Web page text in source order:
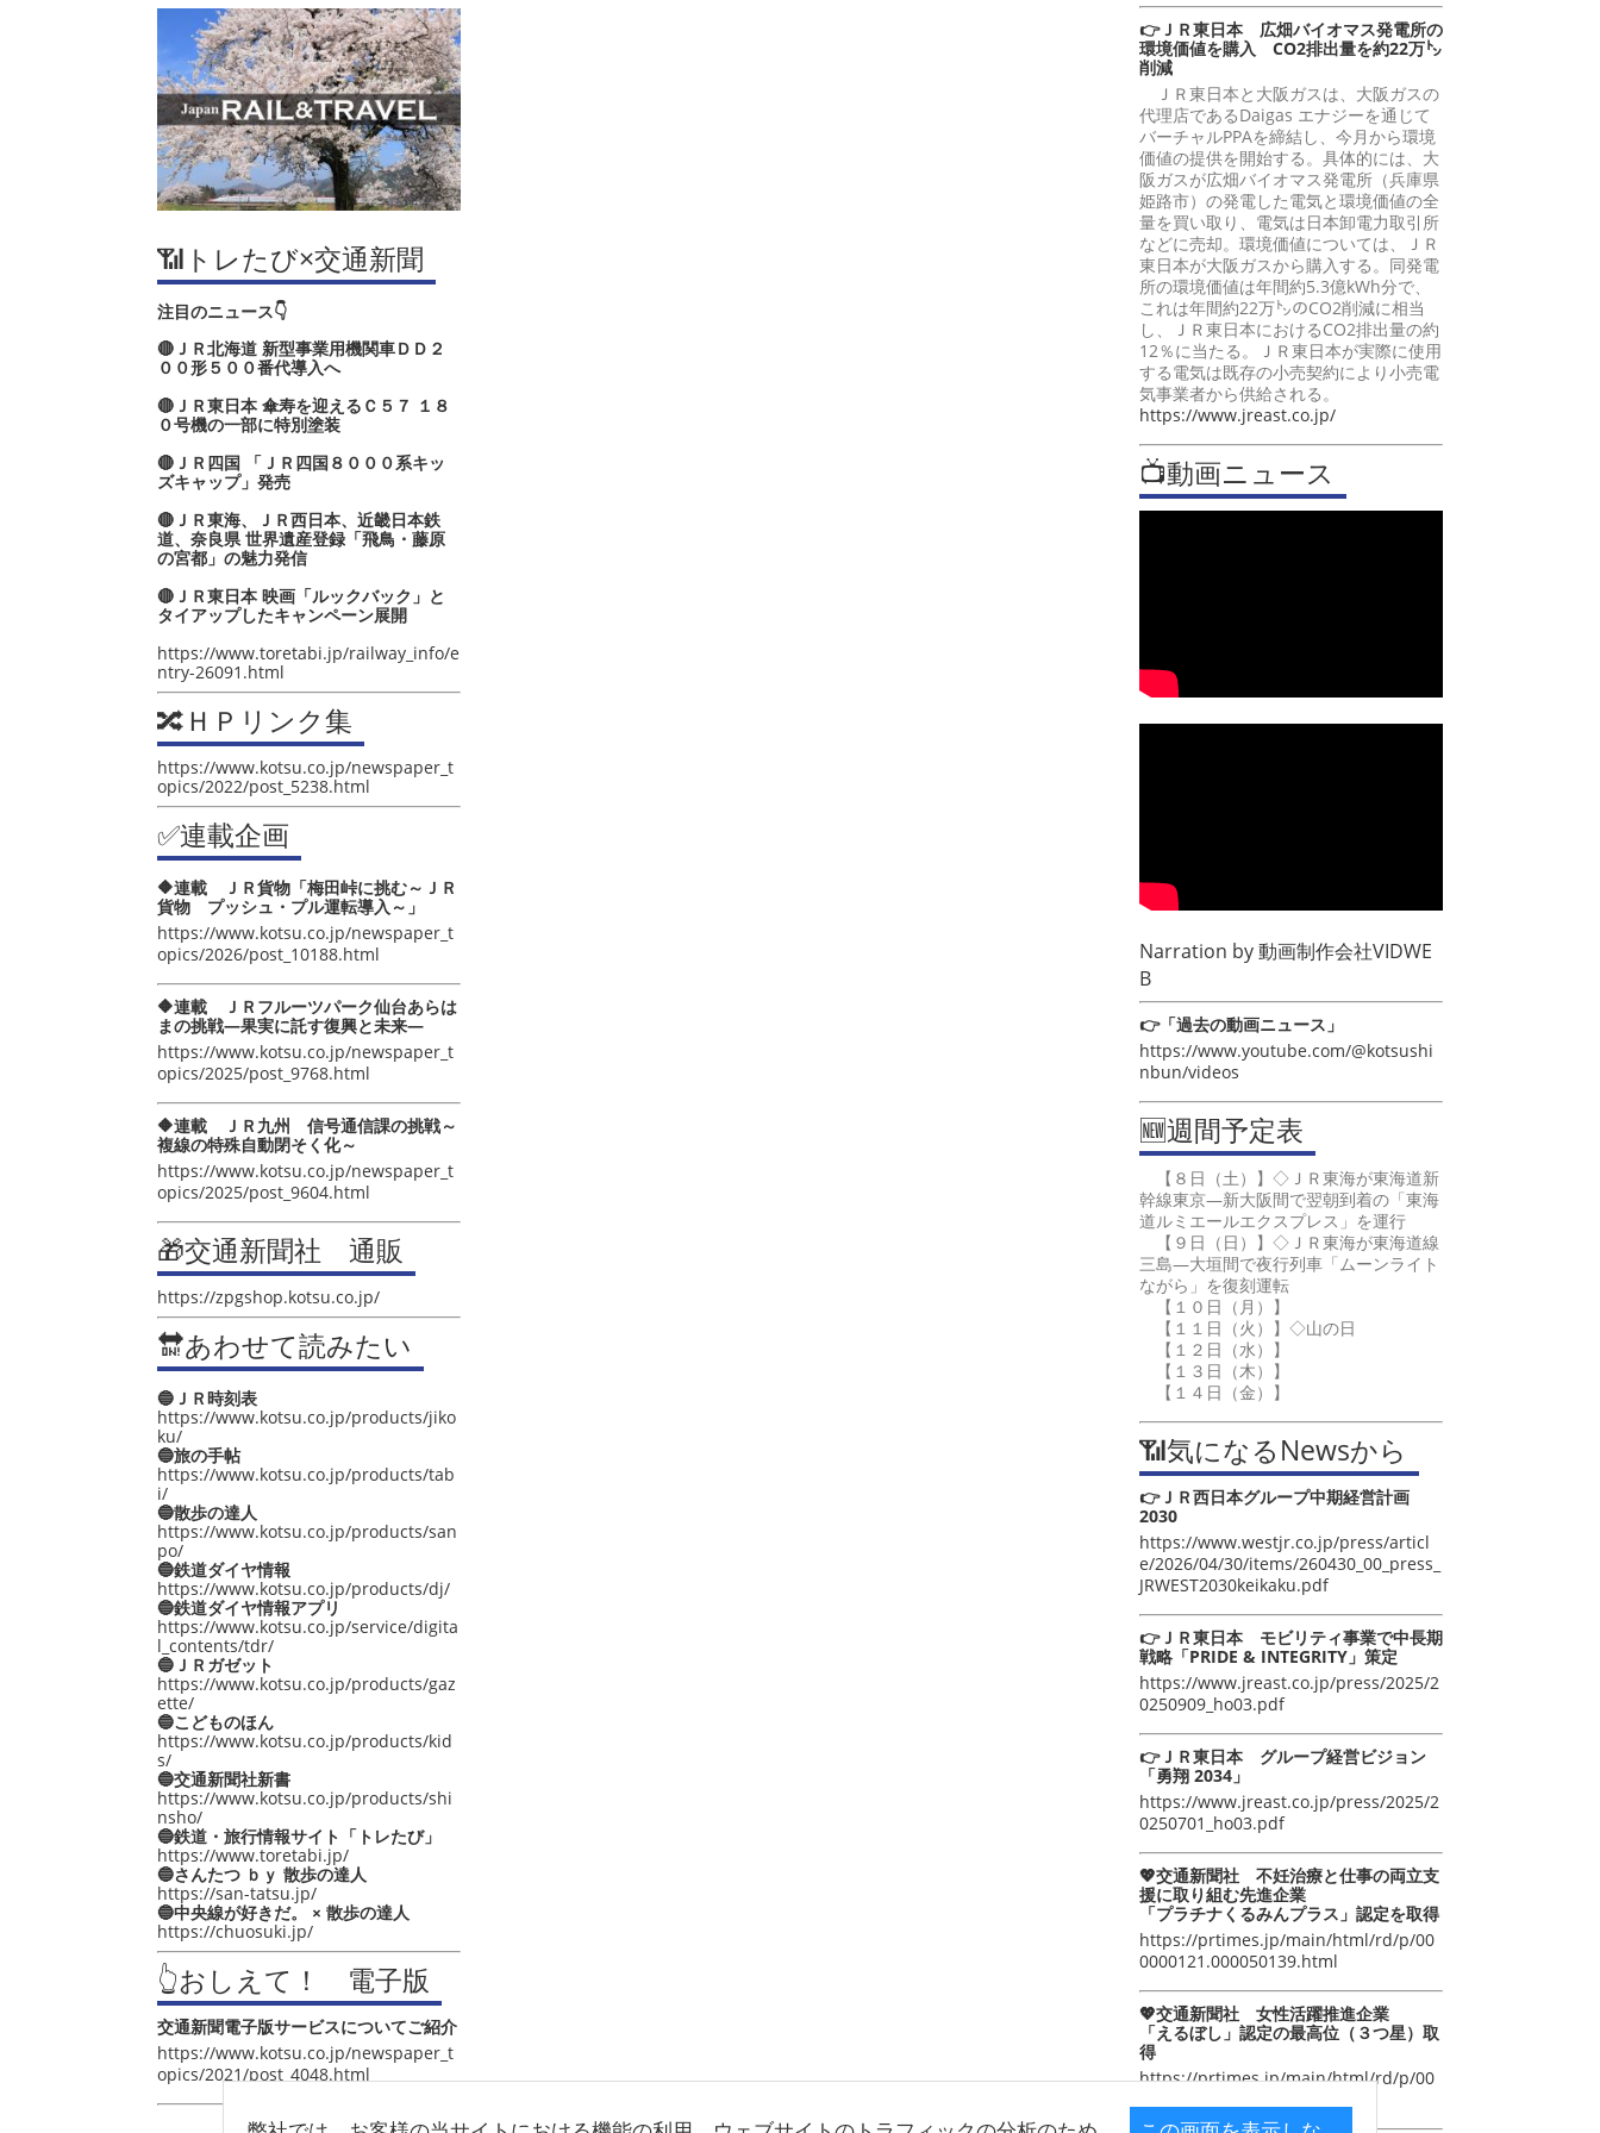
📶トレたび×交通新聞
注目のニュース👇
🔴ＪＲ北海道 新型事業用機関車ＤＤ２
００形５００番代導入へ
🔴ＪＲ東日本 傘寿を迎えるＣ５７ １８
０号機の一部に特別塗装
🔴ＪＲ四国 「ＪＲ四国８０００系キッ
ズキャップ」発売
🔴ＪＲ東海、ＪＲ西日本、近畿日本鉄
道、奈良県 世界遺産登録「飛鳥・藤原
の宮都」の魅力発信
🔴ＪＲ東日本 映画「ルックバック」と
タイアップしたキャンペーン展開
https://www.toretabi.jp/railway_info/e
ntry-26091.html
🔀ＨＰリンク集
https://www.kotsu.co.jp/newspaper_t
opics/2022/post_5238.html
✅連載企画
🔶連載 ＪＲ貨物「梅田峠に挑む～ＪＲ
貨物 プッシュ・プル運転導入～」
https://www.kotsu.co.jp/newspaper_t
opics/2026/post_10188.html
🔶連載 ＪＲフルーツパーク仙台あらは
まの挑戦―果実に託す復興と未来―
https://www.kotsu.co.jp/newspaper_t
opics/2025/post_9768.html
🔶連載 ＪＲ九州 信号通信課の挑戦～
複線の特殊自動閉そく化～
https://www.kotsu.co.jp/newspaper_t
opics/2025/post_9604.html
🎁交通新聞社 通販
https://zpgshop.kotsu.co.jp/
🔛あわせて読みたい
🔵ＪＲ時刻表
https://www.kotsu.co.jp/products/jiko
ku/
🔵旅の手帖
https://www.kotsu.co.jp/products/tab
i/
🔵散歩の達人
https://www.kotsu.co.jp/products/san
po/
🔵鉄道ダイヤ情報
https://www.kotsu.co.jp/products/dj/
🔵鉄道ダイヤ情報アプリ
https://www.kotsu.co.jp/service/digita
l_contents/tdr/
🔵ＪＲガゼット
https://www.kotsu.co.jp/products/gaz
ette/
🔵こどものほん
https://www.kotsu.co.jp/products/kid
s/
🔵交通新聞社新書
https://www.kotsu.co.jp/products/shi
nsho/
🔵鉄道・旅行情報サイト「トレたび」
https://www.toretabi.jp/
🔵さんたつ ｂｙ 散歩の達人
https://san-tatsu.jp/
🔵中央線が好きだ。 × 散歩の達人
https://chuosuki.jp/
👆おしえて！ 電子版
交通新聞電子版サービスについてご紹介
https://www.kotsu.co.jp/newspaper_t
opics/2021/post_4048.html
👉ＪＲ東日本 広畑バイオマス発電所の
環境価値を購入 CO2排出量を約22万㌧
削減
ＪＲ東日本と大阪ガスは、大阪ガスの
代理店であるDaigas エナジーを通じて
バーチャルPPAを締結し、今月から環境
価値の提供を開始する。具体的には、大
阪ガスが広畑バイオマス発電所（兵庫県
姫路市）の発電した電気と環境価値の全
量を買い取り、電気は日本卸電力取引所
などに売却。環境価値については、ＪＲ
東日本が大阪ガスから購入する。同発電
所の環境価値は年間約5.3億kWh分で、
これは年間約22万㌧のCO2削減に相当
し、ＪＲ東日本におけるCO2排出量の約
12％に当たる。ＪＲ東日本が実際に使用
する電気は既存の小売契約により小売電
気事業者から供給される。
https://www.jreast.co.jp/
📺動画ニュース
Narration by動画制作会社VIDWE
B
👉「過去の動画ニュース」
https://www.youtube.com/@kotsushi
nbun/videos
🆕週間予定表
【８日（土）】◇ＪＲ東海が東海道新
幹線東京―新大阪間で翌朝到着の「東海
道ルミエールエクスプレス」を運行
【９日（日）】◇ＪＲ東海が東海道線
三島―大垣間で夜行列車「ムーンライト
ながら」を復刻運転
【１０日（月）】
【１１日（火）】◇山の日
【１２日（水）】
【１３日（木）】
【１４日（金）】
📶気になるNewsから
👉ＪＲ西日本グループ中期経営計画
2030
https://www.westjr.co.jp/press/articl
e/2026/04/30/items/260430_00_press_
JRWEST2030keikaku.pdf
👉ＪＲ東日本 モビリティ事業で中長期
戦略「PRIDE & INTEGRITY」策定
https://www.jreast.co.jp/press/2025/2
0250909_ho03.pdf
👉ＪＲ東日本 グループ経営ビジョン
「勇翔 2034」
https://www.jreast.co.jp/press/2025/2
0250701_ho03.pdf
💖交通新聞社 不妊治療と仕事の両立支
援に取り組む先進企業
「プラチナくるみんプラス」認定を取得
https://prtimes.jp/main/html/rd/p/00
0000121.000050139.html
💖交通新聞社 女性活躍推進企業
「えるぼし」認定の最高位（３つ星）取
得
https://prtimes.jp/main/html/rd/p/00